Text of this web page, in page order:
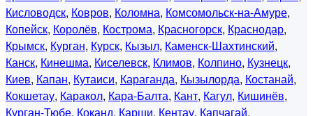
Кисловодск, Ковров, Коломна, Комсомольск-на-Амуре,
Копейск, Королёв, Кострома, Красногорск, Краснодар,
Крымск, Курган, Курск, Кызыл, Каменск-Шахтинский,
Канск, Кинешма, Киселевск, Климов, Колпино, Кузнецк,
Киев, Капан, Кутаиси, Караганда, Кызылорда, Костанай,
Кокшетау, Каракол, Кара-Балта, Кант, Кагул, Кишинёв,
Курган-Тюбе, Коканд, Карши, Кентау, Капчагай,